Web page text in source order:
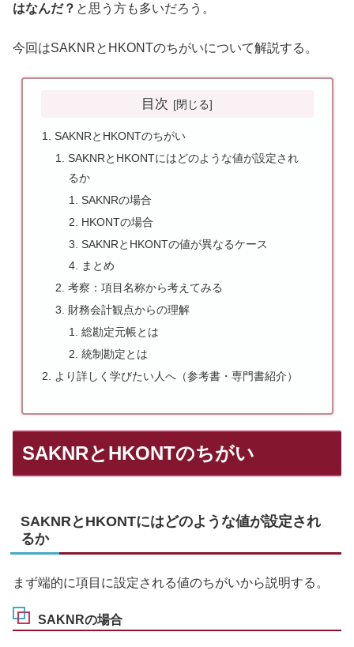
はなんだ？ と思う方も多いだろう。
今回はSAKNRとHKONTのちがいについて解説する。
目次
SAKNRとHKONTのちがい
SAKNRとHKONTにはどのような値が設定され
るか
SAKNRの場合
HKONTの場合
SAKNRとHKONTの値が異なるケース
まとめ
考察：項目名称から考えてみる
財務会計観点からの理解
総勘定元帳とは
統制勘定とは
より詳しく学びたい人へ（参考書・専門書紹介）
SAKNRとHKONTのちがい
SAKNRとHKONTにはどのような値が設定され
るか
まず端的に項目に設定される値のちがいから説明する。
SAKNRの場合